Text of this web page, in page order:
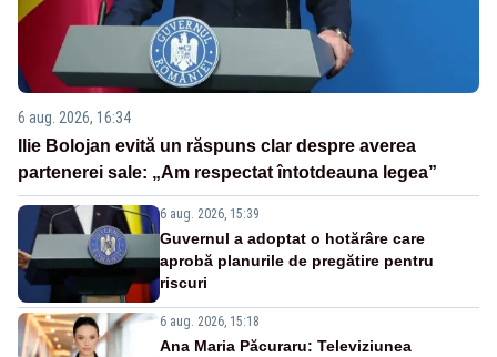
6 aug. 2026, 16:34
Ilie Bolojan evită un răspuns clar despre averea
partenerei sale: „Am respectat întotdeauna legea”
6 aug. 2026, 15:39
Guvernul a adoptat o hotărâre care
aprobă planurile de pregătire pentru
riscuri
6 aug. 2026, 15:18
Ana Maria Păcuraru: Televiziunea